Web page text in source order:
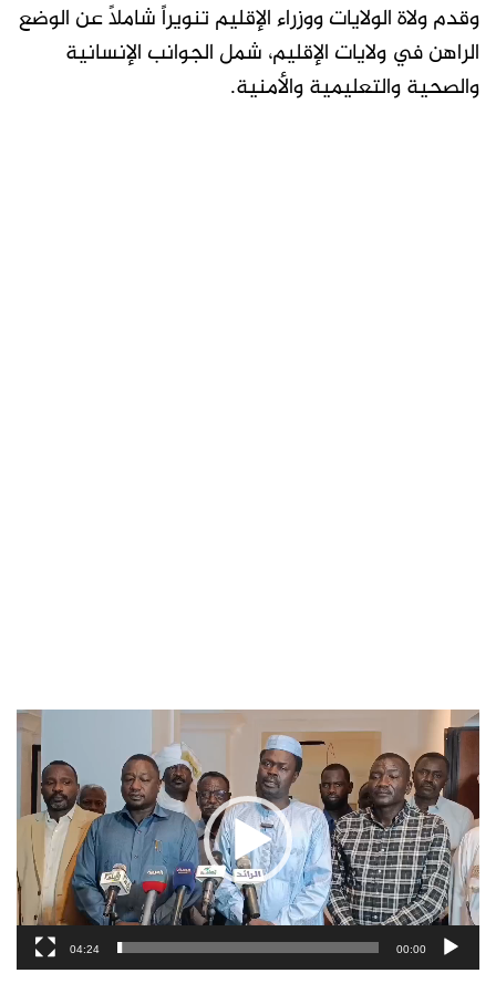
وقدم ولاة الولايات ووزراء الإقليم تنويراً شاملاً عن الوضع
الراهن في ولايات الإقليم، شمل الجوانب الإنسانية
والصحية والتعليمية والأمنية.
مشغل
الفيديو
00:00
04:24